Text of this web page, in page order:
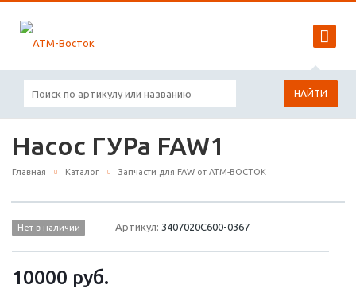
НАЙТИ
Насос ГУРа FAW1
Главная Каталог Запчасти для FAW от АТМ-ВОСТОК
Нет в наличии Артикул: 3407020C600-0367
10000 руб.